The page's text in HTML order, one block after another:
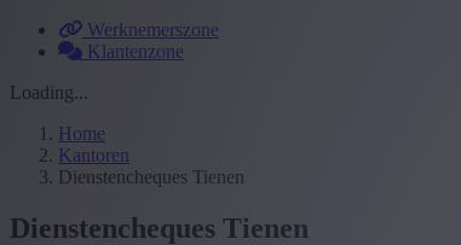
Werknemerszone
Klantenzone
Loading...
Home
Kantoren
Dienstencheques Tienen
Dienstencheques Tienen